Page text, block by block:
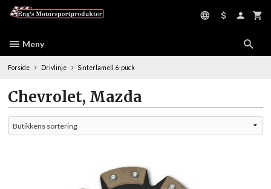
Meny
Forside Drivlinje Sinterlamell 6-puck
Chevrolet, Mazda